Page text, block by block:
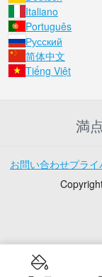
Italiano
Português
Русский
简体中文
Tiếng Việt
満
お問い合わせプラ